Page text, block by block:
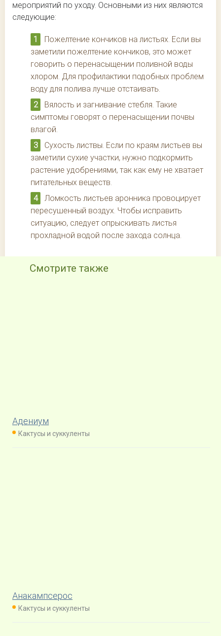
мероприятий по уходу. Основными из них являются
следующие:
Пожелтение кончиков на листьях. Если вы
заметили пожелтение кончиков, это может
говорить о перенасыщении поливной воды
хлором. Для профилактики подобных проблем
воду для полива лучше отстаивать.
Вялость и загнивание стебля. Такие
симптомы говорят о перенасыщении почвы
влагой.
Сухость листвы. Если по краям листьев вы
заметили сухие участки, нужно подкормить
растение удобрениями, так как ему не хватает
питательных веществ.
Ломкость листьев аронника провоцирует
пересушенный воздух. Чтобы исправить
ситуацию, следует опрыскивать листья
прохладной водой после захода солнца.
Смотрите также
Адениум
Кактусы и суккуленты
Анакампсерос
Кактусы и суккуленты